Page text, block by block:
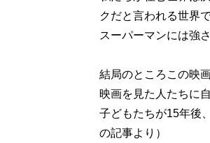
クだと言われる世界
スーパーマンには強
結局のところこの映
映画を見た人たちに
子どもたちが15年後
の記事より）